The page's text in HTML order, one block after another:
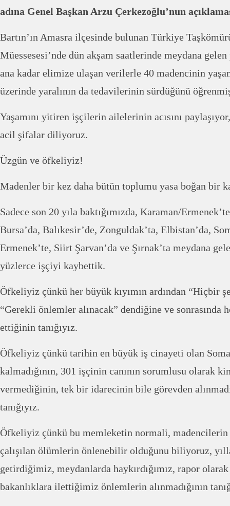
adına Genel Başkan Arzu Çerkezoğlu’nun
Bartın’ın Amasra ilçesinde bulunan Türkiye
Müessesesi’nde dün akşam saatlerinde meydana gelen
ana kadar elimize ulaşan verilerle 40 madencinin
üzerinde yaralının da tedavilerinin sürdüğünü
Yaşamını yitiren işçilerin ailelerinin acısını
acil şifalar diliyoruz.
Üzgün ve öfkeliyiz!
Madenler bir kez daha bütün toplumu yasa boğan bir
Sadece son 20 yıla baktığımızda, Karaman/
Bursa’da, Balıkesir’de, Zonguldak’ta, Elbistan’da,
Ermenek’te, Siirt Şarvan’da ve Şırnak’ta meydana
yüzlerce işçiyi kaybettik.
Öfkeliyiz çünkü her büyük kıyımın ardından “Hiçbir
“Gerekli önlemler alınacak” dendiğine ve sonrasında
ettiğinin tanığıyız.
Öfkeliyiz çünkü tarihin en büyük iş cinayeti olan
kalmadığının, 301 işçinin canının sorumlusu olarak
vermediğinin, tek bir idarecinin bile görevden
tanığıyız.
Öfkeliyiz çünkü bu memleketin normali,
çalışılan ölümlerin önlenebilir olduğunu biliyoruz,
getirdiğimiz, meydanlarda haykırdığımız, rapor
bakanlıklara ilettiğimiz önlemlerin alınmadığının